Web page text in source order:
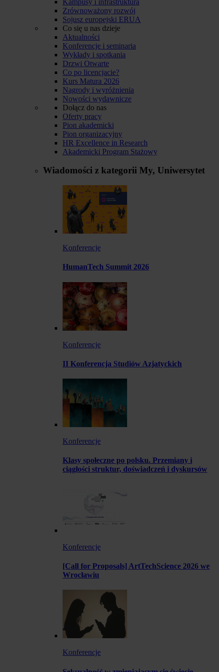
Zrównoważony rozwój
Sojusz europejski ERUA
Co się u nas dzieje
Aktualności
Konferencje i seminaria
Wykłady i spotkania
Drzwi Otwarte
Co po licencjacie?
Kurs Matura 2026
Nagrody i wyróżnienia
Nowości wydawnicze
Dołącz do nas
Oferty pracy
Pion akademicki
Pion organizacyjny
HR Excellence in Research
Akademicki Program Stażowy
Wiadomości z kategorii My, Uniwersytet
Konferencje
HumanTech Summit 2026
Konferencje
II Konferencja Studiów Azjatyckich
Konferencje
Klasy społeczne po polsku. Przemiany i
ciągłości struktur, doświadczeń i dyskursów
Konferencje
[Call for Proposals] ArtTechScience 2026 we
Wrocławiu
Konferencje